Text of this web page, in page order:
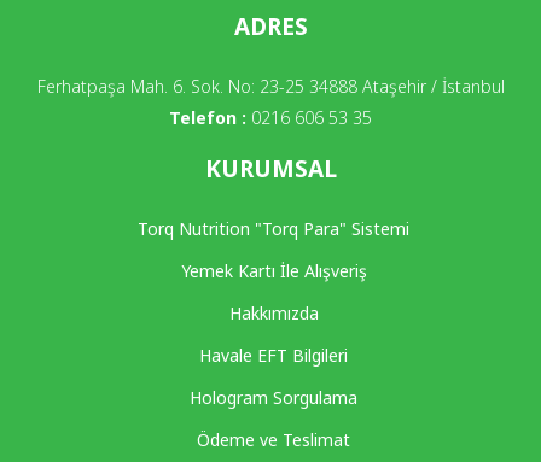
ADRES
Ferhatpaşa Mah. 6. Sok. No: 23-25 34888 Ataşehir / İstanbul
Telefon : 0216 606 53 35
KURUMSAL
Torq Nutrition "Torq Para" Sistemi
Yemek Kartı İle Alışveriş
Hakkımızda
Havale EFT Bilgileri
Hologram Sorgulama
Ödeme ve Teslimat